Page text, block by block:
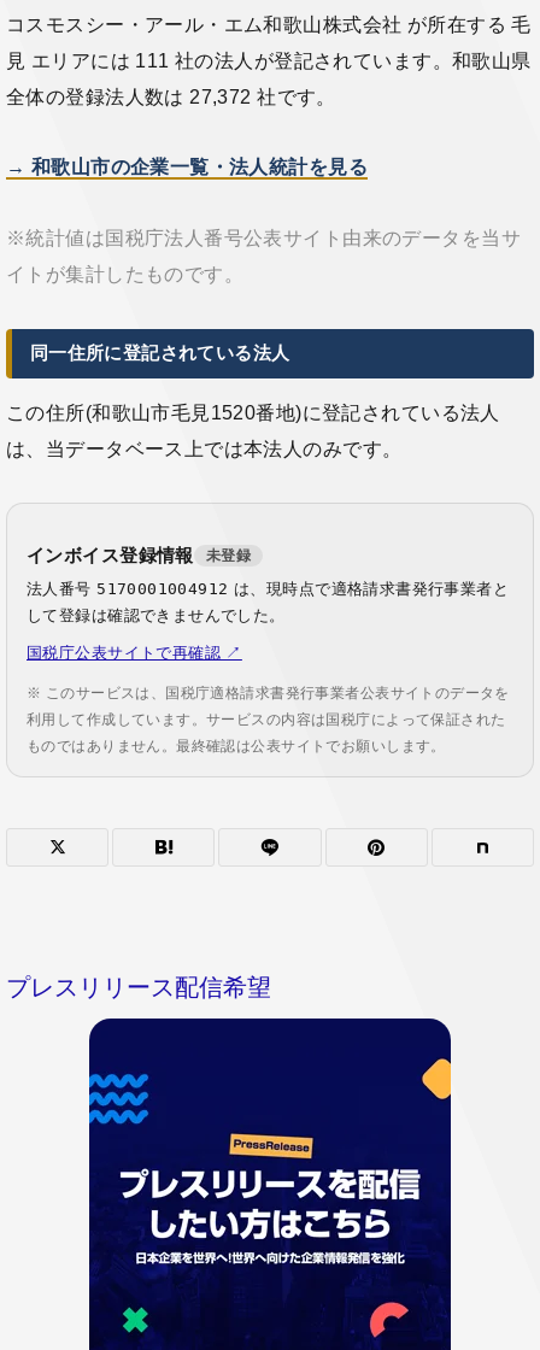
コスモスシー・アール・エム和歌山株式会社 が所在する 毛
見 エリアには 111 社の法人が登記されています。和歌山県
全体の登録法人数は 27,372 社です。
→ 和歌山市の企業一覧・法人統計を見る
※統計値は国税庁法人番号公表サイト由来のデータを当サ
イトが集計したものです。
同一住所に登記されている法人
この住所(和歌山市毛見1520番地)に登記されている法人
は、当データベース上では本法人のみです。
インボイス登録情報 未登録
法人番号 5170001004912 は、現時点で適格請求書発行事業者と
して登録は確認できませんでした。
国税庁公表サイトで再確認 ↗
※ このサービスは、国税庁適格請求書発行事業者公表サイトのデータを
利用して作成しています。サービスの内容は国税庁によって保証された
ものではありません。最終確認は公表サイトでお願いします。
プレスリリース配信希望